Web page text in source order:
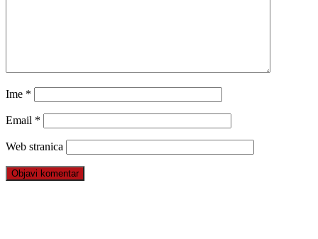
Ime *
Email *
Web stranica